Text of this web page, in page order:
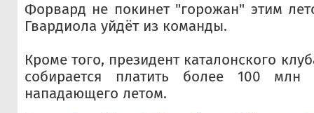
Форвард не покинет "горожан" этим
Гвардиола уйдёт из команды.
Кроме того, президент каталонского
собирается платить более 100
нападающего летом.